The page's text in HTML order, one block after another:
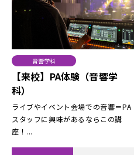
音響学科
【来校】PA体験（音響学
科）
ライブやイベント会場での音響＝PA
スタッフに興味があるならこの講
座！...